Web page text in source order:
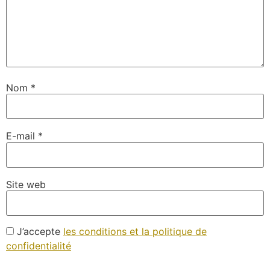
Nom *
E-mail *
Site web
J’accepte les conditions et la politique de
confidentialité